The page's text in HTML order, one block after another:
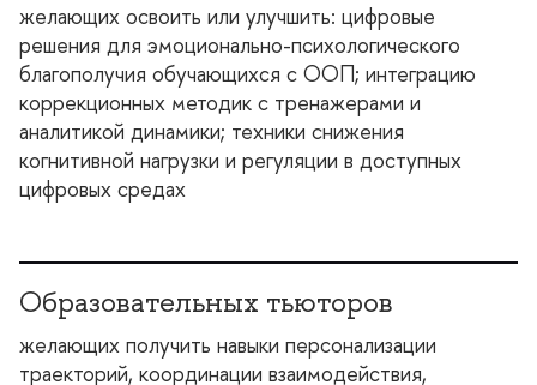
желающих освоить или улучшить: цифровые
решения для эмоционально-психологического
лагополучия обучающихся с ООП; интеграцию
коррекционных методик с тренажерами и
аналитикой динамики; техники снижения
когнитивной нагрузки и регуляции в доступных
цифровых средах
Образовательных тьюторо
желающих получить навыки персонализации
траекторий, координации взаимодействия,